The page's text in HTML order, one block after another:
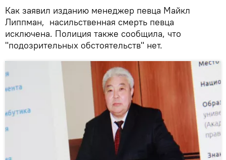
Как заявил изданию менеджер певца Майкл
Липпман, насильственная смерть певца
исключена. Полиция также сообщила, что
"подозрительных обстоятельств" нет.